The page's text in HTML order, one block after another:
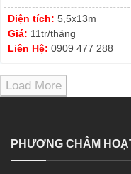
Diện tích: 5,5x13m
Giá: 11tr/tháng
Liên Hệ: 0909 477 288
Load More
PHƯƠNG CHÂM